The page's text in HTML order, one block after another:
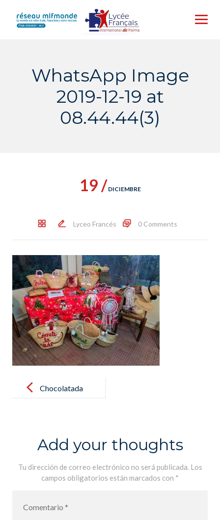
content
WhatsApp Image
2019-12-19 at
08.44.44(3)
19 / DICIEMBRE
Lyceo Francés 0 Comments
navigationChocolatada
Add your thoughts
Tu dirección de correo electrónico no será publicada. Los
campos obligatorios están marcados con *